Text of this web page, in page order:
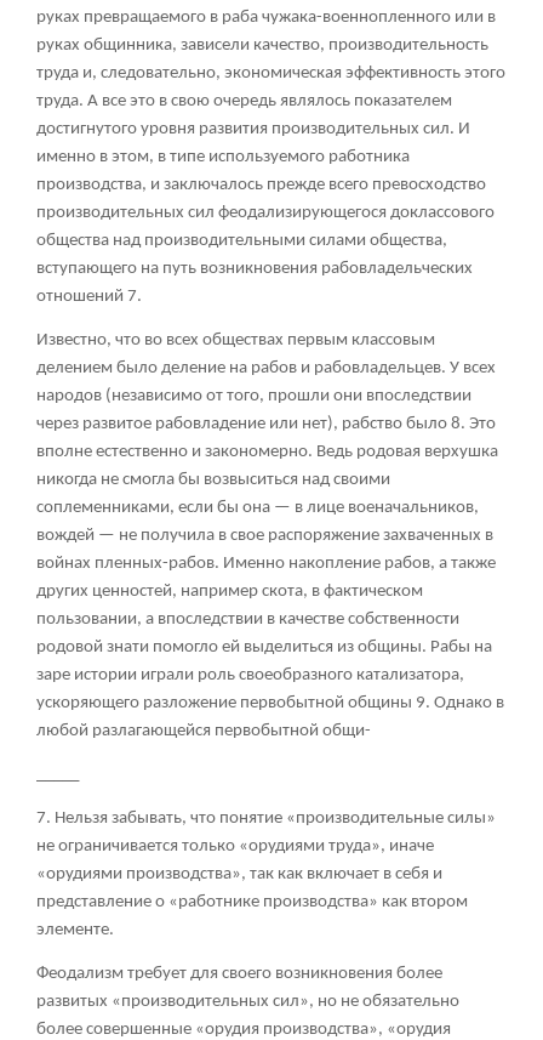
руках превращаемого в раба чужака-военнопленного или в
руках общинника, зависели качество, производительность
труда и, следовательно, экономическая эффективность этого
труда. А все это в свою очередь являлось показателем
достигнутого уровня развития производительных сил. И
именно в этом, в типе используемого работника
производства, и заключалось прежде всего превосходство
производительных сил феодализирующегося доклассового
общества над производительными силами общества,
вступающего на путь возникновения рабовладельческих
отношений 7.
Известно, что во всех обществах первым классовым
делением было деление на рабов и рабовладельцев. У всех
народов (независимо от того, прошли они впоследствии
через развитое рабовладение или нет), рабство было 8. Это
вполне естественно и закономерно. Ведь родовая верхушка
никогда не смогла бы возвыситься над своими
соплеменниками, если бы она — в лице военачальников,
вождей — не получила в свое распоряжение захваченных в
войнах пленных-рабов. Именно накопление рабов, а также
других ценностей, например скота, в фактическом
пользовании, а впоследствии в качестве собственности
родовой знати помогло ей выделиться из общины. Рабы на
заре истории играли роль своеобразного катализатора,
ускоряющего разложение первобытной общины 9. Однако в
любой разлагающейся первобытной общи-
7. Нельзя забывать, что понятие «производительные силы»
не ограничивается только «орудиями труда», иначе
«орудиями производства», так как включает в себя и
представление о «работнике производства» как втором
элементе.
Феодализм требует для своего возникновения более
развитых «производительных сил», но не обязательно
более совершенные «орудия производства», «орудия